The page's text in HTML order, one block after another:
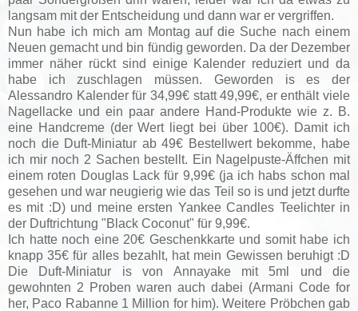
langsam mit der Entscheidung und dann war er vergriffen.
Nun habe ich mich am Montag auf die Suche nach einem
Neuen gemacht und bin fündig geworden. Da der Dezember
immer näher rückt sind einige Kalender reduziert und da
habe ich zuschlagen müssen. Geworden is es der
Alessandro Kalender für 34,99€ statt 49,99€, er enthält viele
Nagellacke und ein paar andere Hand-Produkte wie z. B.
eine Handcreme (der Wert liegt bei über 100€). Damit ich
noch die Duft-Miniatur ab 49€ Bestellwert bekomme, habe
ich mir noch 2 Sachen bestellt. Ein Nagelpuste-Äffchen mit
einem roten Douglas Lack für 9,99€ (ja ich habs schon mal
gesehen und war neugierig wie das Teil so is und jetzt durfte
es mit :D) und meine ersten Yankee Candles Teelichter in
der Duftrichtung "Black Coconut" für 9,99€.
Ich hatte noch eine 20€ Geschenkkarte und somit habe ich
knapp 35€ für alles bezahlt, hat mein Gewissen beruhigt :D
Die Duft-Miniatur is von Annayake mit 5ml und die
gewohnten 2 Proben waren auch dabei (Armani Code for
her, Paco Rabanne 1 Million for him). Weitere Pröbchen gab